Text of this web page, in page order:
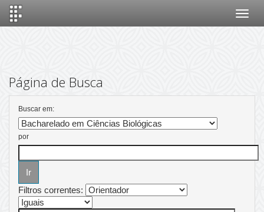
Página de Busca
Buscar em:
por
Filtros correntes: